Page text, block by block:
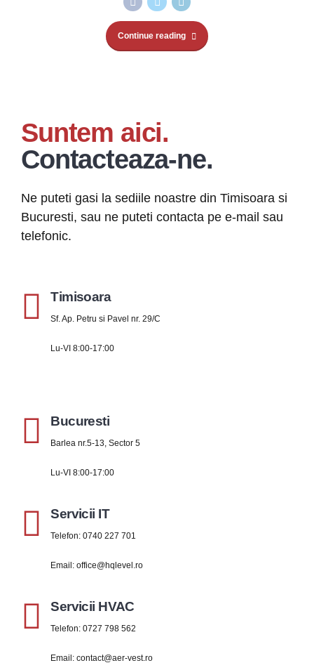
Continue reading
Suntem aici.
Contacteaza-ne.
Ne puteti gasi la sediile noastre din Timisoara si
Bucuresti, sau ne puteti contacta pe e-mail sau
telefonic.
Timisoara
Sf. Ap. Petru si Pavel nr. 29/C
Lu-VI 8:00-17:00
Bucuresti
Barlea nr.5-13, Sector 5
Lu-VI 8:00-17:00
Servicii IT
Telefon:0740 227 701
Email:office@hqlevel.ro
Servicii HVAC
Telefon:0727 798 562
Email:contact@aer-vest.ro